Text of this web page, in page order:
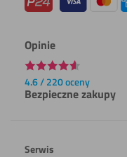
Opinie
4.6 / 220 oceny
Bezpieczne zakupy
Serwis